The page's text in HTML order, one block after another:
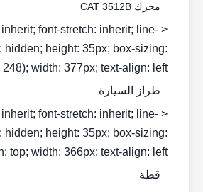
محرك CAT 3512B
font-stretch: inherit; line-
hidden; height: 35px; box-sizing:
width: 377px; text-align: left;">
طراز السيارة
font-stretch: inherit; line-
hidden; height: 35px; box-sizing:
width: 366px; text-align: left;">
قطة